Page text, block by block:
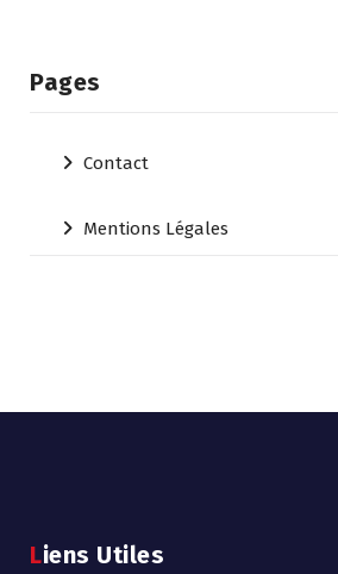
Pages
Contact
Mentions Légales
Liens Utiles